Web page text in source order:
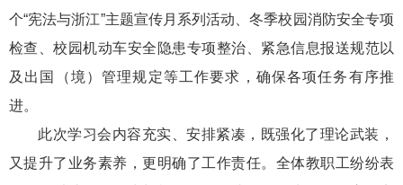
个“宪法与浙江”主题宣传月系列活动、冬季校园消防安全专项
检查、校园机动车安全隐患专项整治、紧急信息报送规范以
及出国（境）管理规定等工作要求，确保各项任务有序推
进。
此次学习会内容充实、安排紧凑，既强化了理论武装，
又提升了业务素养，更明确了工作责任。全体教职工纷纷表